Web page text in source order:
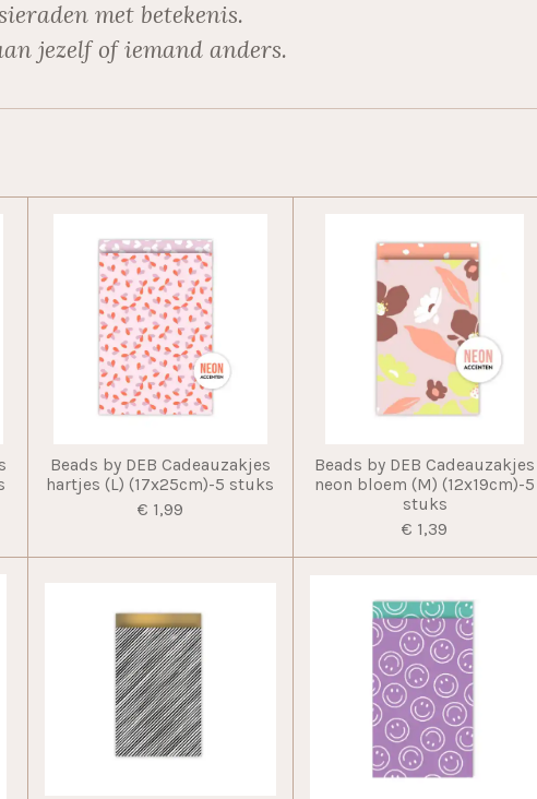
met betekenis.
jezelf of iemand anders.
Beads by DEB Cadeauzakjes
hartjes (L) (17x25cm)-5 stuks
€ 1,99
Beads by DEB Cadeauzakjes
neon bloem (M) (12x19cm)-5
stuks
€ 1,39